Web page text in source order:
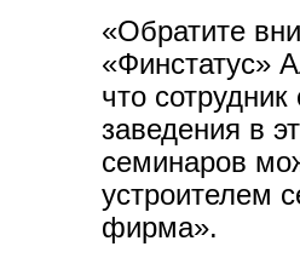
«Обратите
«Финстатус»
что
заведения в
семинаров
устроителем
фирма».